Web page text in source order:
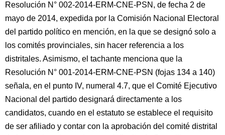
Resolución N° 002-2014-ERM-CNE-PSN, de fecha 2 de
mayo de 2014, expedida por la Comisión Nacional Electoral
del partido político en mención, en la que se designó solo a
los comités provinciales, sin hacer referencia a los
distritales. Asimismo, el tachante menciona que la
Resolución N° 001-2014-ERM-CNE-PSN (fojas 134 a 140)
señala, en el punto IV, numeral 4.7, que el Comité Ejecutivo
Nacional del partido designará directamente a los
candidatos, cuando en el estatuto se establece el requisito
de ser afiliado y contar con la aprobación del comité distrital